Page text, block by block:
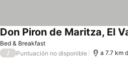
Bed & Breakfast
Don Piron de Maritza, El
/ Puntuación no disponible a 7.7 km